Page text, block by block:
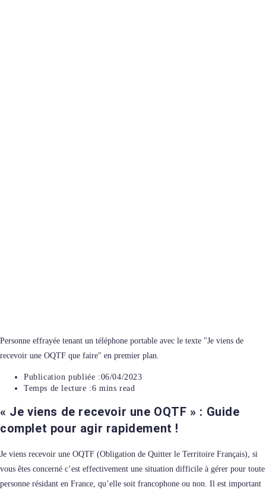
Personne effrayée tenant un téléphone portable avec le texte "Je viens de
recevoir une OQTF que faire" en premier plan.
Publication publiée :06/04/2023
Temps de lecture :6 mins read
« Je viens de recevoir une OQTF » : Guide
complet pour agir rapidement !
Je viens recevoir une OQTF (Obligation de Quitter le Territoire Français), si
vous êtes concerné c’est effectivement une situation difficile à gérer pour toute
personne résidant en France, qu’elle soit francophone ou non. Il est important